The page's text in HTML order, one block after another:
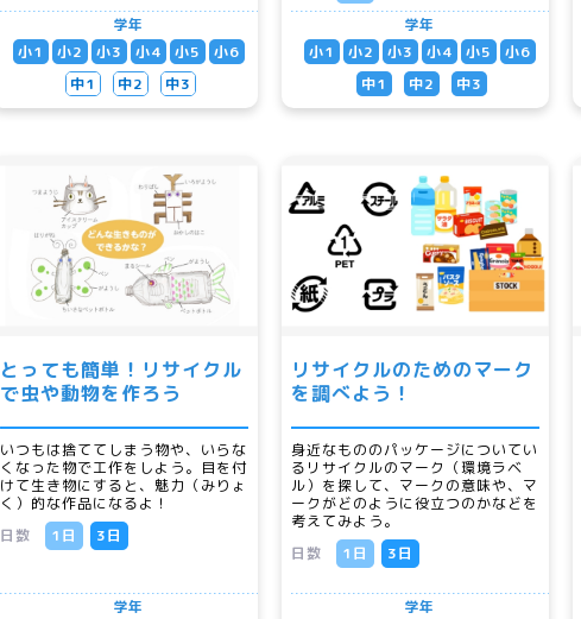
学年
小1
小2 小3 小4 小5
小6
中1
中2 中3
学年
小1
小2 小3 小4 小5
小6
中1
中2 中3
とっても簡単！リサイクル
で虫や動物を作ろう
いつもは捨ててしまう物や、いらな
くなった物で工作をしよう。目を付
けて生き物にすると、魅力（みりょ
く）的な作品になるよ！
日数
1日 3日
学年
リサイクルのためのマーク
を調べよう！
身近なもののパッケージについてい
るリサイクルのマーク（環境ラベ
ル）を探して、マークの意味や、マ
ークがどのように役立つのかなどを
考えてみよう。
日数
1日 3日
学年